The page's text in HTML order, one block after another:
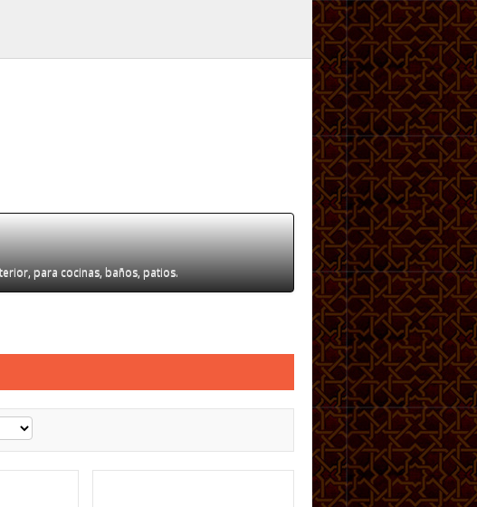
para cocinas, baños, patios.